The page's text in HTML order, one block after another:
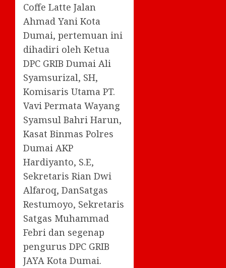
Coffe Latte Jalan
Ahmad Yani Kota
Dumai, pertemuan ini
dihadiri oleh Ketua
DPC GRIB Dumai Ali
Syamsurizal, SH,
Komisaris Utama PT.
Vavi Permata Wayang
Syamsul Bahri Harun,
Kasat Binmas Polres
Dumai AKP
Hardiyanto, S.E,
Sekretaris Rian Dwi
Alfaroq, DanSatgas
Restumoyo, Sekretaris
Satgas Muhammad
Febri dan segenap
pengurus DPC GRIB
JAYA Kota Dumai.